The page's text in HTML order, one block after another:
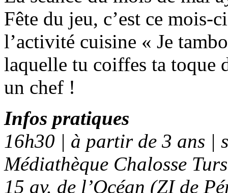
Fête du jeu, c’est ce mois-
l’activité cuisine « Je
laquelle tu coiffes ta toque
un chef !
Infos pratiques
16h30 | à partir de 3 ans |
Médiathèque Chalosse
15 av. de l’Océan (ZI de